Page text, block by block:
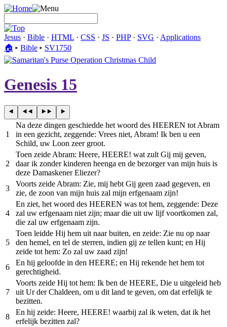
Jesus · Bible · HTML · CSS · JS · PHP· SVG · Applications
🏠︎ ▸ Bible ▸ SV1750
Genesis 15
1
Na deze dingen geschiedde het woord des HEEREN tot Abram
in een gezicht, zeggende: Vrees niet, Abram! Ik ben u een
Schild, uw Loon zeer groot.
2
Toen zeide Abram: Heere, HEERE! wat zult Gij mij geven,
daar ik zonder kinderen heenga en de bezorger van mijn huis is
deze Damaskener Eliezer?
3
Voorts zeide Abram: Zie, mij hebt Gij geen zaad gegeven, en
zie, de zoon van mijn huis zal mijn erfgenaam zijn!
4
En ziet, het woord des HEEREN was tot hem, zeggende: Deze
zal uw erfgenaam niet zijn; maar die uit uw lijf voortkomen zal,
die zal uw erfgenaam zijn.
5
Toen leidde Hij hem uit naar buiten, en zeide: Zie nu op naar
den hemel, en tel de sterren, indien gij ze tellen kunt; en Hij
zeide tot hem: Zo zal uw zaad zijn!
6
En hij geloofde in den HEERE; en Hij rekende het hem tot
gerechtigheid.
7
Voorts zeide Hij tot hem: Ik ben de HEERE, Die u uitgeleid heb
uit Ur der Chaldeen, om u dit land te geven, om dat erfelijk te
bezitten.
8
En hij zeide: Heere, HEERE! waarbij zal ik weten, dat ik het
erfelijk bezitten zal?